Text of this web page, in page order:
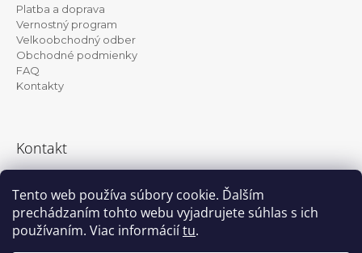
Tento web používa súbory cookie. Ďalším
prechádzaním tohto webu vyjadrujete súhlas s ich
používaním. Viac informáciítu.
Platba a doprava
Vernostný program
Velkoobchodný odber
Obchodné podmienky
FAQ
Kontakty
Kontakt